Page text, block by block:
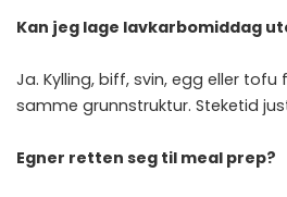
Kan jeg lage lavkarbomiddag
Ja. Kylling, biff, svin, egg eller tofu
samme grunnstruktur. Steketid
Egner retten seg til meal prep?